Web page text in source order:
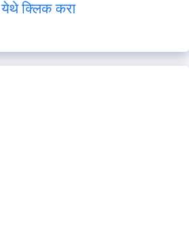
येथे क्लिक करा